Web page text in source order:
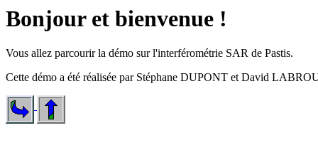
Bonjour et bienvenue !
Vous allez parcourir la démo sur l'interférométrie SAR de Pastis.
Cette démo a été réalisée par Stéphane DUPONT et David